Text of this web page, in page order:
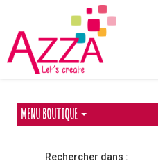
MENU BOUTIQUE
Rechercher dans :
Panneau de gestion des cookies